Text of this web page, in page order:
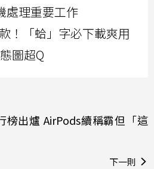
處理重要工作
！「蛤」字必下載爽用
圖超Q
榜出爐 AirPods續稱霸但「這
下一則